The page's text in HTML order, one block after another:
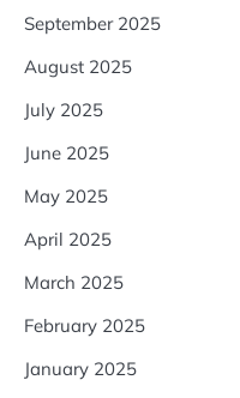
September 2025
August 2025
July 2025
June 2025
May 2025
April 2025
March 2025
February 2025
January 2025